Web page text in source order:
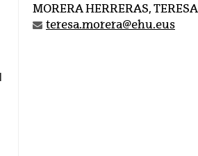
MORERA HERRERAS, TERESA
teresa.morera@ehu.eus